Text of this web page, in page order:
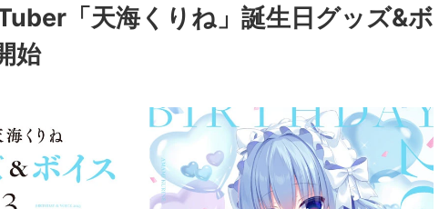
「天海くりね」誕生日グッズ&ボ
始